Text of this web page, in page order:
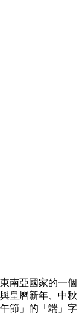
南亞國家的一個
皇曆新年、中秋
節」的「端」字